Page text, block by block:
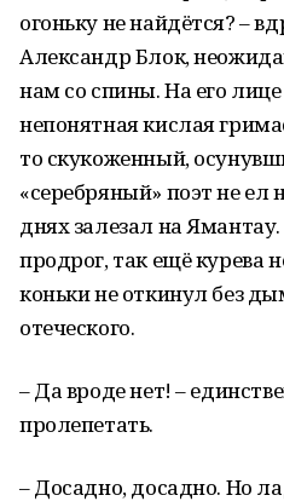
огоньку не найдётся? –
Александр Блок,
нам со спины. На его
непонятная кислая
то скукоженный,
«серебряный» поэт не ел
днях залезал на
продрог, так ещё курева
коньки не откинул без
отеческого.
– Да вроде нет! –
пролепетать.
– Досадно, досадно. Но